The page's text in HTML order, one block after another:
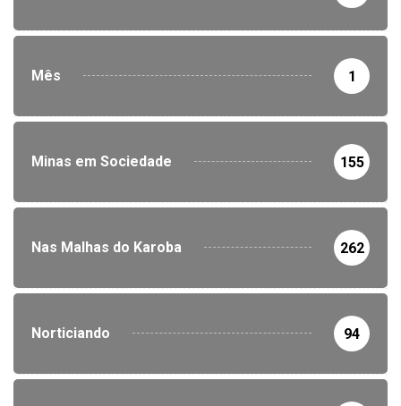
Mês 1
Minas em Sociedade 155
Nas Malhas do Karoba 262
Norticiando 94